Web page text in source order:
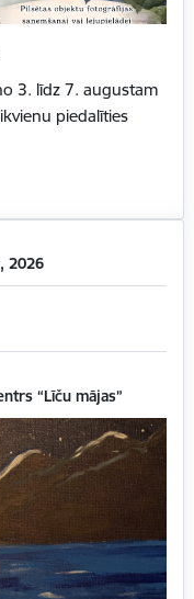
3. līdz 7. augustam
piedalīties
2026
“Līču mājas”